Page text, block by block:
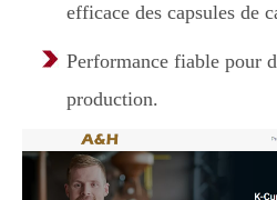
efficace des capsules de
Performance fiable pour
production.